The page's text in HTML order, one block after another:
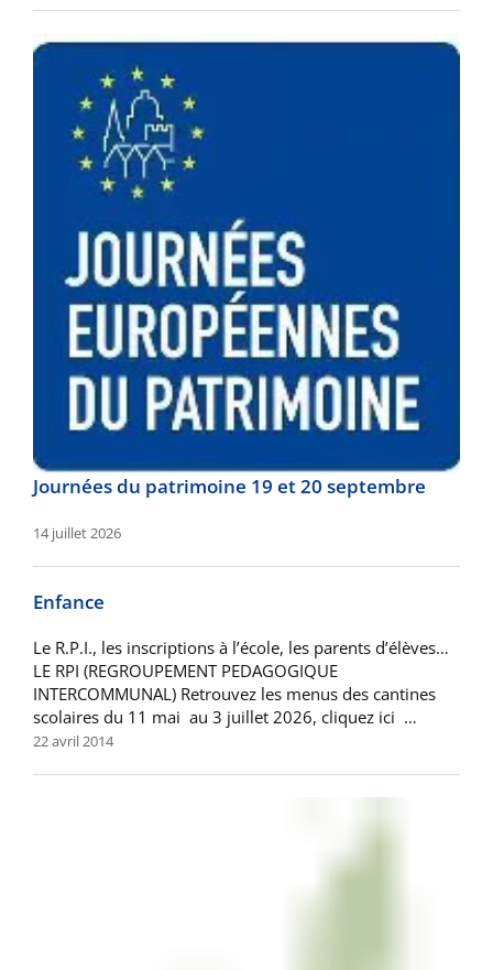
Journées du patrimoine 19 et 20 septembre
14 juillet 2026
Enfance
Le R.P.I., les inscriptions à l’école, les parents d’élèves…
LE RPI (REGROUPEMENT PEDAGOGIQUE
INTERCOMMUNAL) Retrouvez les menus des cantines
scolaires du 11 mai au 3 juillet 2026, cliquez ici …
22 avril 2014